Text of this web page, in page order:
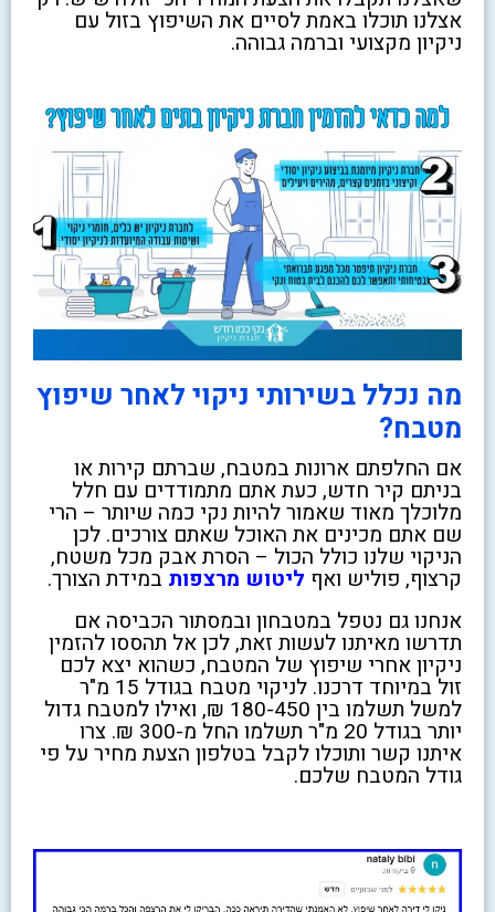
אצלנו תוכלו באמת לסיים את השיפוץ בזול עם
ניקיון מקצועי וברמה גבוהה.
מה נכלל בשירותי ניקוי לאחר שיפוץ
מטבח?
אם החלפתם ארונות במטבח, שברתם קירות או
בניתם קיר חדש, כעת אתם מתמודדים עם חלל
מלוכלך מאוד שאמור להיות נקי כמה שיותר – הרי
שם אתם מכינים את האוכל שאתם צורכים. לכן
הניקוי שלנו כולל הכול – הסרת אבק מכל משטח,
קרצוף, פוליש ואף ליטוש מרצפות במידת הצורך.
אנחנו גם נטפל במטבחון ובמסתור הכביסה אם
תדרשו מאיתנו לעשות זאת, לכן אל תהססו להזמין
ניקיון אחרי שיפוץ של המטבח, כשהוא יצא לכם
זול במיוחד דרכנו. לניקוי מטבח בגודל 15 מ"ר
למשל תשלמו בין 180-450 ₪, ואילו למטבח גדול
יותר בגודל 20 מ"ר תשלמו החל מ-300 ₪. צרו
איתנו קשר ותוכלו לקבל בטלפון הצעת מחיר על פי
גודל המטבח שלכם.